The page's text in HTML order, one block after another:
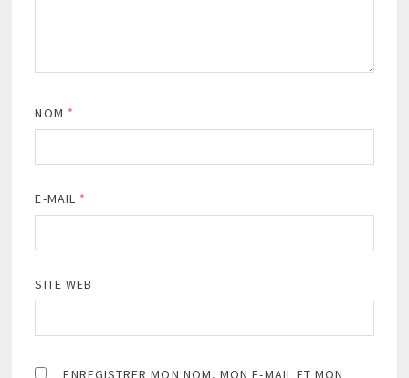
NOM *
E-MAIL *
SITE WEB
ENREGISTRER MON NOM, MON E-MAIL ET MON